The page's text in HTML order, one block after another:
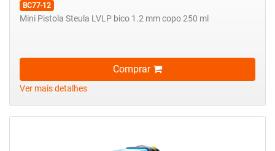
BC77-12
Mini Pistola Steula LVLP bico 1.2 mm copo 250 ml
Comprar
Ver mais detalhes